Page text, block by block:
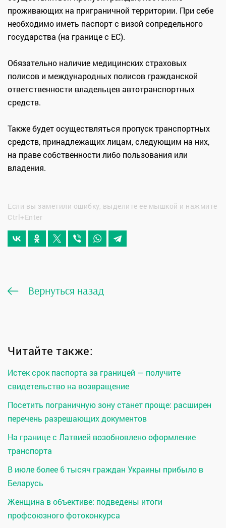
проживающих на приграничной территории. При себе
необходимо иметь паспорт с визой сопредельного
государства (на границе с ЕС).
Обязательно наличие медицинских страховых
полисов и международных полисов гражданской
ответственности владельцев автотранспортных
средств.
Также будет осуществляться пропуск транспортных
средств, принадлежащих лицам, следующим на них,
на праве собственности либо пользования или
владения.
Если вы заметили ошибку, выделите ее мышкой и нажмите
Ctrl+Enter
Вернуться назад
Читайте также:
Истек срок паспорта за границей — получите
свидетельство на возвращение
Посетить пограничную зону станет проще: расширен
перечень разрешающих документов
На границе с Латвией возобновлено оформление
транспорта
В июле более 6 тысяч граждан Украины прибыло в
Беларусь
Женщина в объективе: подведены итоги
профсоюзного фотоконкурса